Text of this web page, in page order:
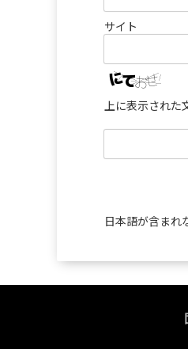
サイト
上に表示された
日本語が含まれ